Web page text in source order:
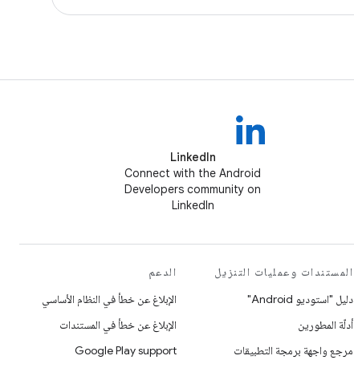
LinkedIn
Connect with the Android
Developers community on
LinkedIn
المستندات وعمليات التنزيل
دليل "استوديو Android"
أدلّة المطورين
مرجع واجهة برمجة التطبيقات
الدعم
الإبلاغ عن خطأ في النظام الأساسي
الإبلاغ عن خطأ في المستندات
Google Play support